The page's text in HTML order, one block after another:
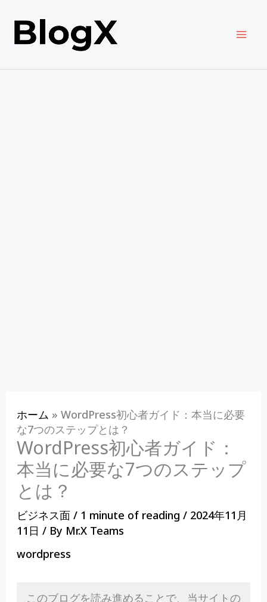
ス
ホーム » WordPress初心者ガイド：本当に必要
な7つのステップとは？
WordPress初心者ガイド：
本当に必要な7つのステップ
とは？
ビジネス面/ 1 minute of reading / 2024年11月
11日 / By Mr.X Teams
wordpress
このブログを読み進めることで、当サイトの